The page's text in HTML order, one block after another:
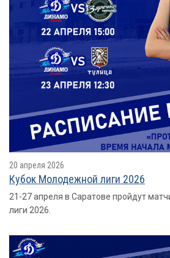
20 апреля 2026
Кубок Молодежной лиги 2026
21-27 апреля в Саратове пройдут
лиги 2026.